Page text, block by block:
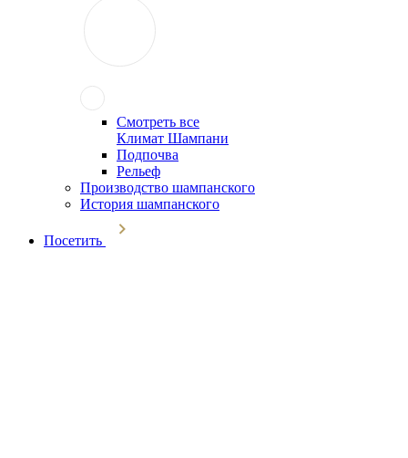
Смотреть все
Климат Шампани
Подпочва
Рельеф
Производство шампанского
История шампанского
Посетить